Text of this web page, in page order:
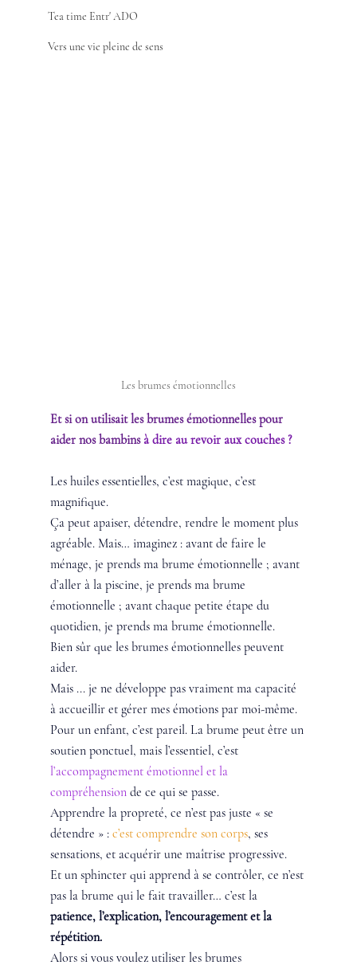
Tea time Entr' ADO
Vers une vie pleine de sens
Les brumes émotionnelles
Et si on utilisait les brumes émotionnelles pour
aider nos bambins à dire au revoir aux couches ?
Les huiles essentielles, c’est magique, c’est
magnifique.
Ça peut apaiser, détendre, rendre le moment plus
agréable. Mais… imaginez : avant de faire le
ménage, je prends ma brume émotionnelle ; avant
d’aller à la piscine, je prends ma brume
émotionnelle ; avant chaque petite étape du
quotidien, je prends ma brume émotionnelle.
Bien sûr que les brumes émotionnelles peuvent
aider.
Mais ... je ne développe pas vraiment ma capacité
à accueillir et gérer mes émotions par moi-même.
Pour un enfant, c’est pareil. La brume peut être un
soutien ponctuel, mais l’essentiel, c’est
l’accompagnement émotionnel et la
compréhension de ce qui se passe.
Apprendre la propreté, ce n’est pas juste « se
détendre » : c’est comprendre son corps, ses
sensations, et acquérir une maîtrise progressive.
Et un sphincter qui apprend à se contrôler, ce n’est
pas la brume qui le fait travailler… c’est la
patience, l’explication, l’encouragement et la
répétition.
Alors si vous voulez utiliser les brumes